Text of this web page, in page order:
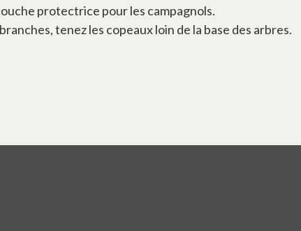
protectrice pour les campagnols.
tenez les copeaux loin de la base des arbres.